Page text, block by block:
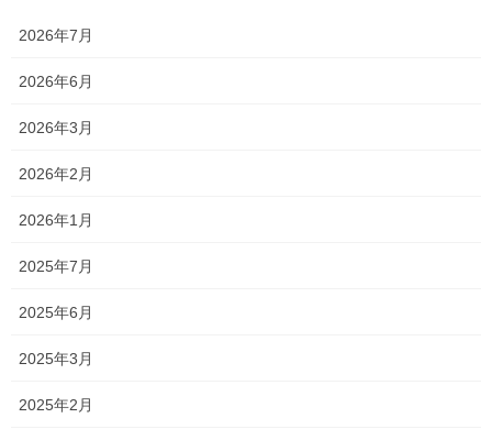
2026年7月
2026年6月
2026年3月
2026年2月
2026年1月
2025年7月
2025年6月
2025年3月
2025年2月